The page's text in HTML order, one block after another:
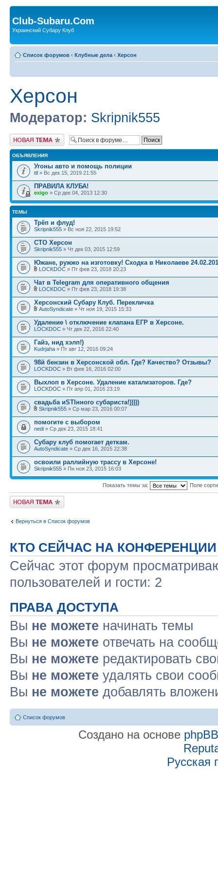
Club-Subaru.Com
Украинский Субару Клуб
Список форумов ‹ Клубные дела ‹ Херсон
Херсон
Модератор: Skripnik555
Новая тема
ОБЪЯВЛЕНИЯ
Угоны авто и помощь полиции
ttl » Вс дек 15, 2019 21:55
ПРАВИЛА КЛУБА!
exigo » Ср дек 04, 2013 12:30
ТЕМЫ
Трёп и флуд!
Skripnik555 » Вс ноя 22, 2015 19:52
СТО Херсон
Skripnik555 » Чт дек 03, 2015 12:59
Южане, ружжо на изготовку! Сходка в Николаеве
LOCKDOC » Пт фев 23, 2018 20:23
Чат в Telegram для оперативного общения
LOCKDOC » Пт фев 23, 2018 19:38
Херсонский Субару Клуб. Перекличка
AutoSyndicate » Чт ноя 19, 2015 15:33
Удаление \ отключение клапана ЕГР в Херсоне.
LOCKDOC » Чт дек 22, 2016 22:40
Гайз, нид хэлп!)
Kudrjaha » Пт авг 12, 2016 09:24
98й бензин в Херсонской обл. Где? Качество? Отзывы?
LOCKDOC » Вт фев 16, 2016 02:00
Выхлоп в Херсоне. Удаление катализаторов. Где?
LOCKDOC » Пт апр 01, 2016 23:19
свадьба иSTIнного субариста!)))))
Skripnik555 » Ср мар 23, 2016 00:07
помогите с выбором
nedi » Ср дек 23, 2015 18:41
Субару клуб помогает деткам.
AutoSyndicate » Ср дек 16, 2015 22:38
освоили раллийную трассу в Херсоне!
Skripnik555 » Пн ноя 23, 2015 16:03
Показать темы за: Поле
Новая тема
Вернуться в Список форумов
КТО СЕЙЧАС НА КОНФЕРЕНЦИИ
Сейчас этот форум
пользователей и гости: 2
ПРАВА ДОСТУПА
Вы не можете начинать темы
Вы не можете отвечать на
Вы не можете редактировать
Вы не можете удалять свои
Вы не можете добавлять
Список форумов
Создано на основе phpBB
Русская